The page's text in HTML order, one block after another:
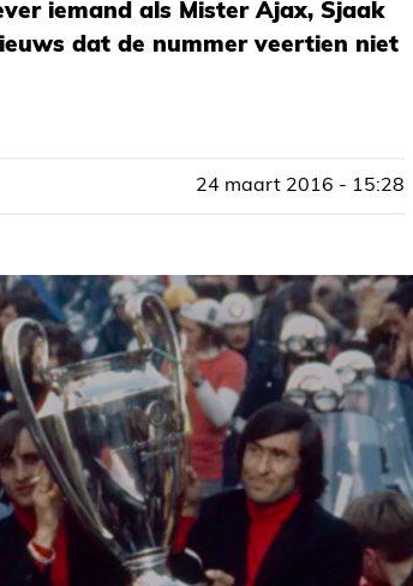
iemand als Mister Ajax, Sjaak
dat de nummer veertien niet
24 maart 2016 - 15:28